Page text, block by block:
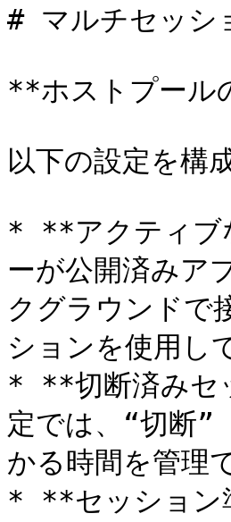
# マルチセッシ
**ホストプール
以下の設定を構
* **アクティブ
ーが公開済みア
クグラウンドで
ションを使用し
* **切断済みセ
定では、“切断”
かる時間を管理
* **セッション